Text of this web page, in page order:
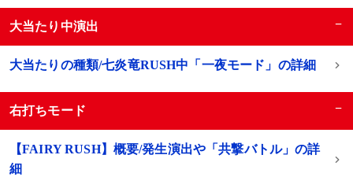
大当たり中演出 −
大当たりの種類/七炎竜RUSH中「一夜モード」の詳細
右打ちモード −
【FAIRY RUSH】概要/発生演出や「共撃バトル」の詳
細